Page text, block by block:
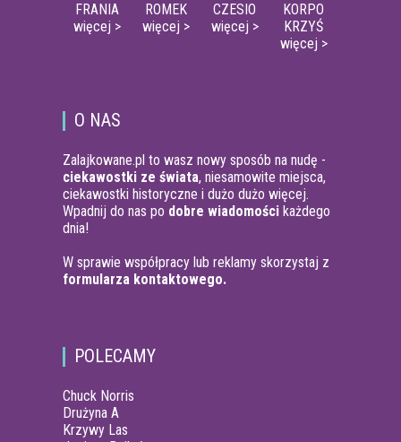
FRANIA
więcej >
ROMEK
więcej >
CZESIO
więcej >
KORPO
KRZYŚ
więcej >
O NAS
Zalajkowane.pl to wasz nowy sposób na nudę -
ciekawostki ze świata, niesamowite miejsca,
ciekawostki historyczne i dużo dużo więcej.
Wpadnij do nas po dobre wiadomości każdego
dnia!
W sprawie współpracy lub reklamy skorzystaj z
formularza kontaktowego.
POLECAMY
Chuck Norris
Drużyna A
Krzywy Las